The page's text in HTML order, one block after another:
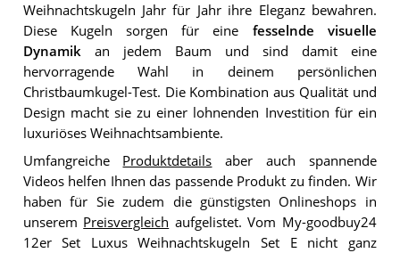
Weihnachtskugeln Jahr für Jahr ihre Eleganz bewahren.
Diese Kugeln sorgen für eine fesselnde visuelle
Dynamikan jedem Baum und sind damit eine
hervorragende Wahl in deinem persönlichen
Christbaumkugel-Test. Die Kombination aus Qualität und
Design macht sie zu einer lohnenden Investition für ein
luxuriöses Weihnachtsambiente.
Umfangreiche Produktdetails aber auch spannende
Videos helfen Ihnen das passende Produkt zu finden. Wir
haben für Sie zudem die günstigsten Onlineshops in
unserem Preisvergleich aufgelistet. Vom My-goodbuy24
12er Set Luxus Weihnachtskugeln Set E nicht ganz